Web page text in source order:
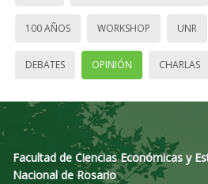
100 AÑOS WORKSHOP UNR
DEBATES OPINIÓN CHARLAS
Facultad de Ciencias Económicas y
Nacional de Rosario